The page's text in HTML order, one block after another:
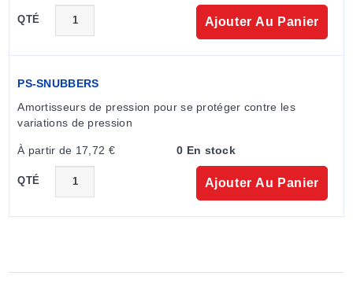
QTÉ Ajouter Au Panier
PS-SNUBBERS
Amortisseurs de pression pour se protéger contre les
variations de pression
À partir de 17,72 € 0 En stock
QTÉ Ajouter Au Panier